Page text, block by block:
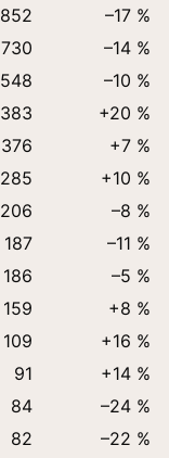
852
–17 %
730
–14 %
548
–10 %
383
+20 %
376
+7 %
285
+10 %
206
–8 %
187
–11 %
186
–5 %
159
+8 %
109
+16 %
91
+14 %
84
–24 %
82
–22 %